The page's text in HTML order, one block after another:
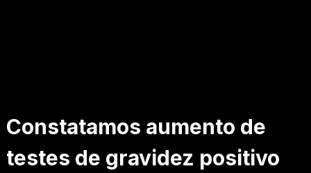
Constatamos aumento de
testes de gravidez positivo